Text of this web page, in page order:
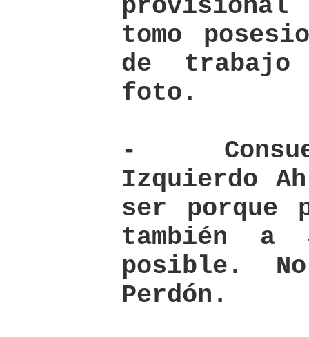
tomo
de trabajo
foto.
-
Izquierdo
ser porque
también a
posible.
Perdón.